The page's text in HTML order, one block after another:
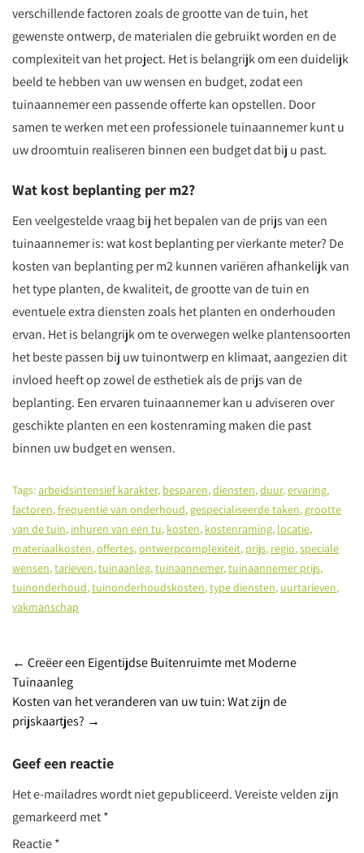
verschillende factoren zoals de grootte van de tuin, het
gewenste ontwerp, de materialen die gebruikt worden en de
complexiteit van het project. Het is belangrijk om een duidelijk
beeld te hebben van uw wensen en budget, zodat een
tuinaannemer een passende offerte kan opstellen. Door
samen te werken met een professionele tuinaannemer kunt u
uw droomtuin realiseren binnen een budget dat bij u past.
Wat kost beplanting per m2?
Een veelgestelde vraag bij het bepalen van de prijs van een
tuinaannemer is: wat kost beplanting per vierkante meter? De
kosten van beplanting per m2 kunnen variëren afhankelijk van
het type planten, de kwaliteit, de grootte van de tuin en
eventuele extra diensten zoals het planten en onderhouden
ervan. Het is belangrijk om te overwegen welke plantensoorten
het beste passen bij uw tuinontwerp en klimaat, aangezien dit
invloed heeft op zowel de esthetiek als de prijs van de
beplanting. Een ervaren tuinaannemer kan u adviseren over
geschikte planten en een kostenraming maken die past
binnen uw budget en wensen.
Tags:arbeidsintensief karakter, besparen,diensten,duur,ervaring,
factoren,frequentie van onderhoud, gespecialiseerde taken, grootte
van de tuin, inhuren van een tu, kosten, kostenraming, locatie,
materiaalkosten,offertes,ontwerpcomplexiteit, prijs, regio,speciale
wensen,tarieven,tuinaanleg,tuinaannemer,tuinaannemer prijs,
tuinonderhoud,tuinonderhoudskosten,type diensten, uurtarieven,
vakmanschap
Berichtnavigatie
← Creëer een Eigentijdse Buitenruimte met Moderne
Tuinaanleg
Kosten van het veranderen van uw tuin: Wat zijn de
prijskaartjes? →
Geef een reactie
Het e-mailadres wordt niet gepubliceerd.Vereiste velden zijn
gemarkeerd met*
Reactie*